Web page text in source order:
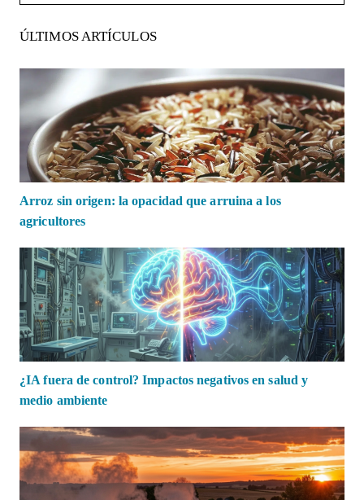
ÚLTIMOS ARTÍCULOS
Arroz sin origen: la opacidad que arruina a los
agricultores
¿IA fuera de control? Impactos negativos en salud y
medio ambiente